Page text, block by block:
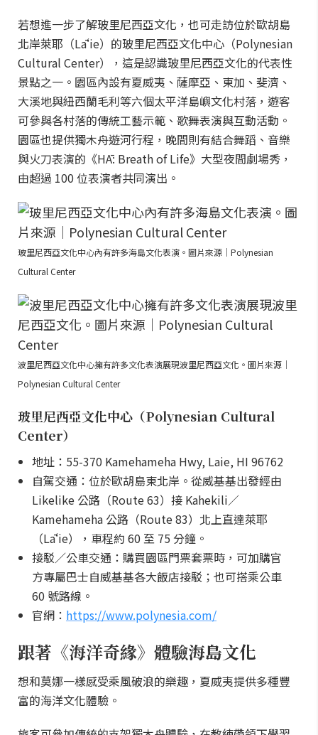
若想進一步了解玻里尼西亞文化，也可走訪位於歐胡島
北岸萊耶（Lāʻie）的玻里尼西亞文化中心（Polynesian
Cultural Center），這是認識玻里尼西亞文化的代表性
景點之一。園區內設有夏威夷、薩摩亞、東加、斐濟、
大溪地與紐西蘭毛利等六個太平洋島嶼文化村落，遊客
可參與各村落的傳統工藝示範、歌舞表演與互動活動。
園區也提供獨木舟遊河行程，晚間則有結合舞蹈、音樂
與火刀表演的《HĀ: Breath of Life》大型夜間劇場秀，
由超過 100 位表演者共同演出。
玻里尼西亞文化中心內有許多海島文化表演。圖片來源｜Polynesian
Cultural Center
波里尼西亞文化中心擁有許多文化表演展現波里尼西亞文化。圖片來源｜
Polynesian Cultural Center
玻里尼西亞文化中心（Polynesian Cultural
Center）
地址：55-370 Kamehameha Hwy, Laie, HI 96762
自駕交通：位於歐胡島東北岸。從威基基出發經由
Likelike 公路（Route 63）接 Kahekili／
Kamehameha 公路（Route 83）北上直達萊耶
（Lāʻie），車程約 60 至 75 分鐘。
接駁／公車交通：購買園區門票套票時，可加購官
方專屬巴士自威基基各大飯店接駁；也可搭乘公車
60 號路線。
官網： https://www.polynesia.com/
跟著《海洋奇緣》體驗海島文化
想和莫娜一樣感受乘風破浪的樂趣，夏威夷提供多種豐
富的海洋文化體驗。